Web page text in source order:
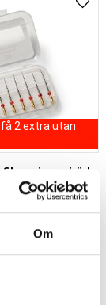
Om
få 2 extra utan
filar primary/röd
6 st/frp
595kr